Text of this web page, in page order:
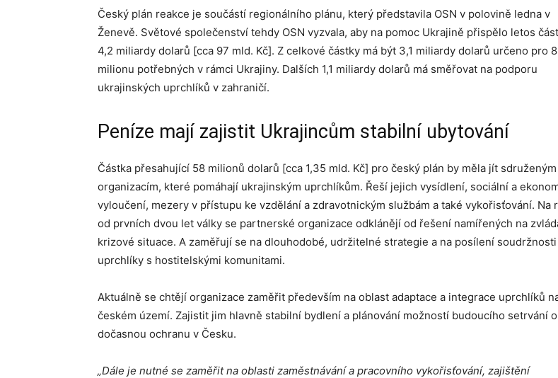
Český plán reakce je součástí regionálního plánu, který představila OSN v polovině ledna v
Ženevě. Světové společenství tehdy OSN vyzvala, aby na pomoc Ukrajině přispělo letos
4,2 miliardy dolarů [cca 97 mld. Kč]. Z celkové částky má být 3,1 miliardy dolarů určeno pro
milionu potřebných v rámci Ukrajiny. Dalších 1,1 miliardy dolarů má směřovat na podporu
ukrajinských uprchlíků v zahraničí.
Peníze mají zajistit Ukrajincům stabilní ubytování
Částka přesahující 58 milionů dolarů [cca 1,35 mld. Kč] pro český plán by měla jít sdruženým
organizacím, které pomáhají ukrajinským uprchlíkům. Řeší jejich vysídlení, sociální a
vyloučení, mezery v přístupu ke vzdělání a zdravotnickým službám a také vykořisťování. Na
od prvních dvou let války se partnerské organizace odklánějí od řešení namířených na
krizové situace. A zaměřují se na dlouhodobé, udržitelné strategie a na posílení
uprchlíky s hostitelskými komunitami.
Aktuálně se chtějí organizace zaměřit především na oblast adaptace a integrace uprchlíků
českém území. Zajistit jim hlavně stabilní bydlení a plánování možností budoucího setrvání
dočasnou ochranu v Česku.
„Dále je nutné se zaměřit na oblasti zaměstnávání a pracovního vykořisťování, zajištění